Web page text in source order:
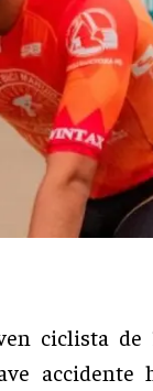
ciclista de
accidente